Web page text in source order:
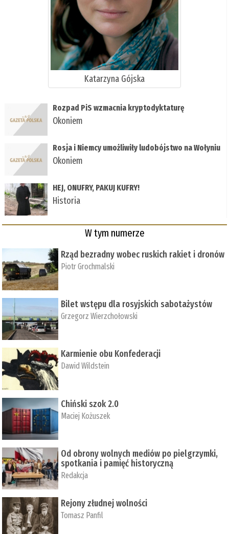
Katarzyna Gójska
Rozpad PiS wzmacnia kryptodyktaturę
Okoniem
Rosja i Niemcy umożliwiły ludobójstwo na Wołyniu
Okoniem
HEJ, ONUFRY, PAKUJ KUFRY!
Historia
W tym numerze
Rząd bezradny wobec ruskich rakiet i dronów
Piotr Grochmalski
Bilet wstępu dla rosyjskich sabotażystów
Grzegorz Wierzchołowski
Karmienie obu Konfederacji
Dawid Wildstein
Chiński szok 2.0
Maciej Kożuszek
Od obrony wolnych mediów po pielgrzymki,
spotkania i pamięć historyczną
Redakcja
Rejony złudnej wolności
Tomasz Panfil